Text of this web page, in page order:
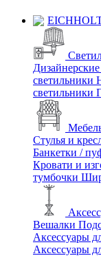
светильники
светильники
Стулья и
Банкетки /
Кровати и
тумбочки
Вешалки
Аксессуары
Аксессуары